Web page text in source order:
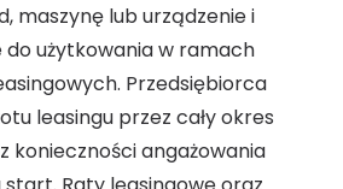
maszynę lub urządzenie i
do użytkowania w ramach
Przedsiębiorca
leasingu przez cały okres
konieczności angażowania